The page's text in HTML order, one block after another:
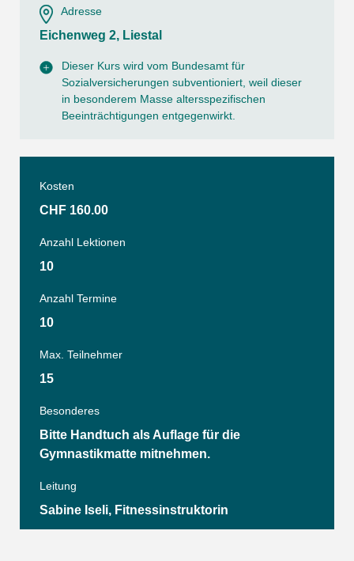
Adresse
Eichenweg 2, Liestal
Dieser Kurs wird vom Bundesamt für
Sozialversicherungen subventioniert, weil dieser
in besonderem Masse altersspezifischen
Beeinträchtigungen entgegenwirkt.
Kosten
CHF 160.00
Anzahl Lektionen
10
Anzahl Termine
10
Max. Teilnehmer
15
Besonderes
Bitte Handtuch als Auflage für die
Gymnastikmatte mitnehmen.
Leitung
Sabine Iseli, Fitnessinstruktorin